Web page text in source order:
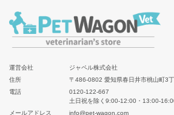
運営会社
ジャペル株式会社
住所
〒486-0802 愛知県春日井市桃山町3
電話
0120-122-667
土日祝を除く9:00-12:00・13:00-
メールアドレス
info@pet-wagon.com